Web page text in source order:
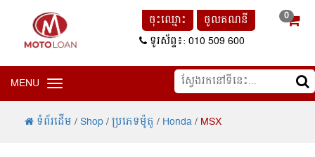
ចូលគណនី
ចុះឈ្មោះ
ទូរស័ព្ទ៖: 010 509 600
0
MENU Toggle navigation
ទំព័រដើម/Shop/ប្រភេទម៉ូតូ /Honda/MSX